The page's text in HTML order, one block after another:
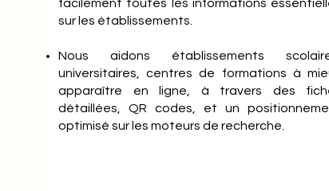
facilement toutes les informations
sur les établissements.
Nous aidons établissements
universitaires, centres de formations à
apparaître en ligne, à travers des
détaillées, QR codes, et un
optimisé sur les moteurs de recherche.